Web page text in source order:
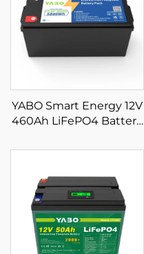
YABO Smart Energy 12V
460Ah LiFePO4 Battery
Lithium Iron Phosphate
Energy Storage Wall at
Power Backup